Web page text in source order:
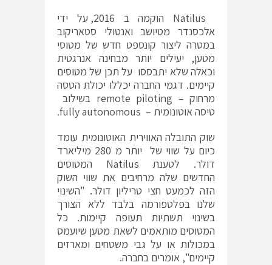
Natilus הוקמה ב 2016, על ידי
אלכסנדר מטיושב ואנטולי סטאריקוב
במטרה ליצור קונספט חדש של מטוסי
מטען, יעילים יותר מבחינה אנרגטית
וכאלה שלא יתבססו על תכן של מטוסים
קיימים. דגמי החברה יכללו יכולת הטסה
מרחוק – remote piloting בשילוב
טיסה אוטונומית – fully autonomous.
שוק התובלה האווירית האוטונומית עומד
כיום על שווי של יותר מ 280 מיליארד
דולר. לטענת Natilus המטוסים
החדשים שלה מרחיבים את שווי השוק
הזה לכמעט חצי טריליון דולר. "השינוי
שלנו בפלטפורמה בלבד ללא הצורך
בשינוי תשתיות תעופה קיימות. כל
המטוסים מותאמים לשאת מטען שיועמס
במכולות או על גבי משטחים ומארזים
קיימים", אומרים בחברה.